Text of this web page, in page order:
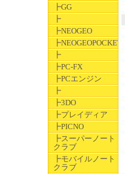
┣GG
┣
┣NEOGEO
┣NEOGEOPOCKET
┣
┣PC-FX
┣PCエンジン
┣
┣3DO
┣プレイディア
┣PICNO
┣スーパーノート
クラブ
┣モバイルノート
クラブ